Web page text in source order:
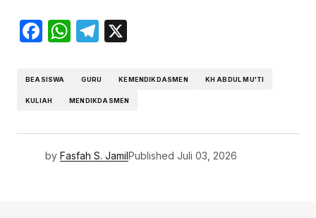
Facebook
WhatsApp
Telegram
BEASISWA GURU KEMENDIKDASMEN KH ABDUL MU'TI
KULIAH MENDIKDASMEN
by Fasfah S. Jamil Published Juli 03, 2026